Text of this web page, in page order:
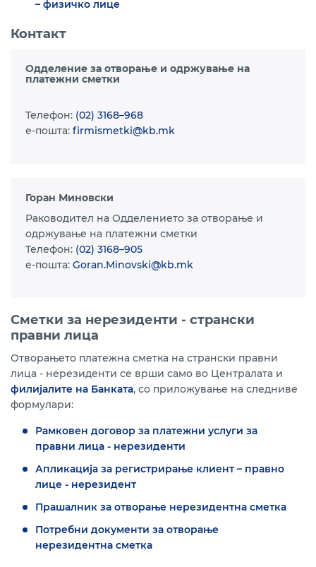
– физичко лице
Контакт
Одделение за отворање и одржување на
платежни сметки
Телефон: (02) 3168–968
e-пошта: firmismetki@kb.mk
Горан Миновски
Раководител на Одделението за отворање и
одржување на платежни сметки
Телефон: (02) 3168–905
e-пошта: Goran.Minovski@kb.mk
Сметки за нерезиденти - странски
правни лица
Отворањето платежна сметка на странски правни
лица - нерезиденти се врши само во Централата и
филијалите на Банката, со приложување на следниве
формулари:
Рамковен договор за платежни услуги за
правни лица - нерезиденти
Апликација за регистрирање клиент – правно
лице - нерезидент
Прашалник за отворање нерезидентна сметка
Потребни документи за отворање
нерезидентна сметка